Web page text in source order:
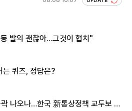
발의 괜찮아…그것이 협치"
는 퀴즈, 정답은?
나오나…한국 新통상정책 교두보 활